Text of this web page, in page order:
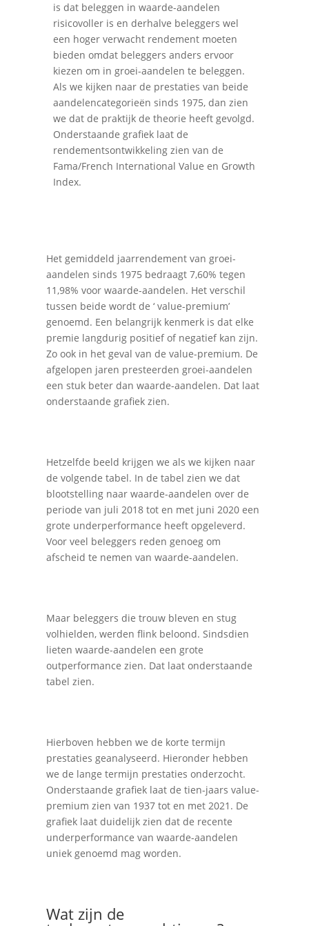
is dat beleggen in waarde-aandelen
risicovoller is en derhalve beleggers wel
een hoger verwacht rendement moeten
bieden omdat beleggers anders ervoor
kiezen om in groei-aandelen te beleggen.
Als we kijken naar de prestaties van beide
aandelencategorieën sinds 1975, dan zien
we dat de praktijk de theorie heeft gevolgd.
Onderstaande grafiek laat de
rendementsontwikkeling zien van de
Fama/French International Value en Growth
Index.
Het gemiddeld jaarrendement van groei-
aandelen sinds 1975 bedraagt 7,60% tegen
11,98% voor waarde-aandelen. Het verschil
tussen beide wordt de ‘ value-premium’
genoemd. Een belangrijk kenmerk is dat elke
premie langdurig positief of negatief kan zijn.
Zo ook in het geval van de value-premium. De
afgelopen jaren presteerden groei-aandelen
een stuk beter dan waarde-aandelen. Dat laat
onderstaande grafiek zien.
Hetzelfde beeld krijgen we als we kijken naar
de volgende tabel. In de tabel zien we dat
blootstelling naar waarde-aandelen over de
periode van juli 2018 tot en met juni 2020 een
grote underperformance heeft opgeleverd.
Voor veel beleggers reden genoeg om
afscheid te nemen van waarde-aandelen.
Maar beleggers die trouw bleven en stug
volhielden, werden flink beloond. Sindsdien
lieten waarde-aandelen een grote
outperformance zien. Dat laat onderstaande
tabel zien.
Hierboven hebben we de korte termijn
prestaties geanalyseerd. Hieronder hebben
we de lange termijn prestaties onderzocht.
Onderstaande grafiek laat de tien-jaars value-
premium zien van 1937 tot en met 2021. De
grafiek laat duidelijk zien dat de recente
underperformance van waarde-aandelen
uniek genoemd mag worden.
Wat zijn de